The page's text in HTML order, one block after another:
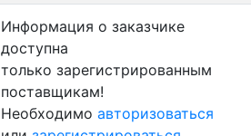
Информация о заказчике
доступна
только зарегистрированным
поставщикам!
Необходимо авторизоваться